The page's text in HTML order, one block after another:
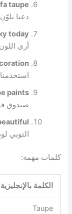
taupe.
دعنا
today.
أرى
paints.
صندوق
التوبي
كلمات مهمة:
الكلمة بالإنجليزية
Taupe